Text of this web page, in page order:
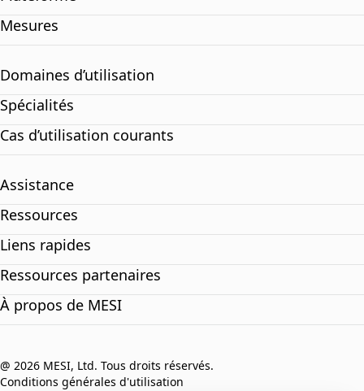
Mesures
Domaines d’utilisation
Spécialités
Cas d’utilisation courants
Assistance
Ressources
Liens rapides
Ressources partenaires
À propos de MESI
@ 2026 MESI, Ltd. Tous droits réservés.
Conditions générales d'utilisation